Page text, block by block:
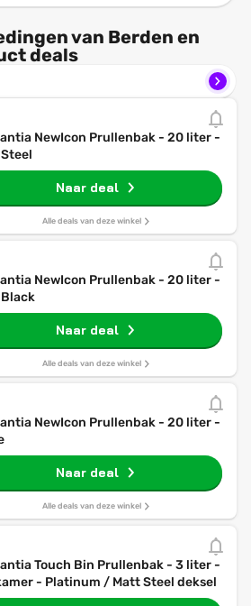
van Berden en
deals
NewIcon Prullenbak - 20 liter -
Naar deal
Alle deals van deze winkel
NewIcon Prullenbak - 20 liter -
Naar deal
Alle deals van deze winkel
NewIcon Prullenbak - 20 liter -
Naar deal
Alle deals van deze winkel
Touch Bin Prullenbak - 3 liter -
- Platinum / Matt Steel deksel